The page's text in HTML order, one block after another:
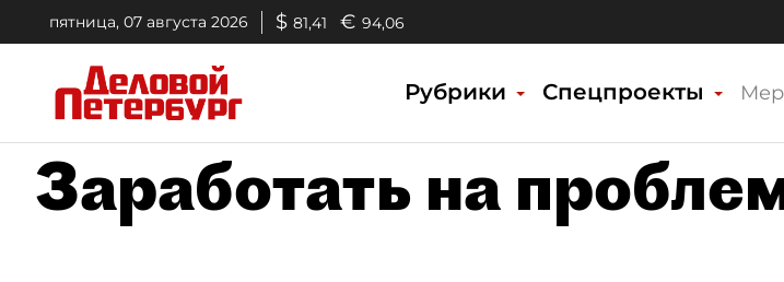
пятница, 07 августа 2026 $ 81,41 € 94,06
Рубрики Спецпроекты
Заработать на